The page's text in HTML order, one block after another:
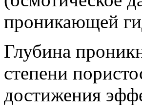
проникающей
Глубина
степени
достижения